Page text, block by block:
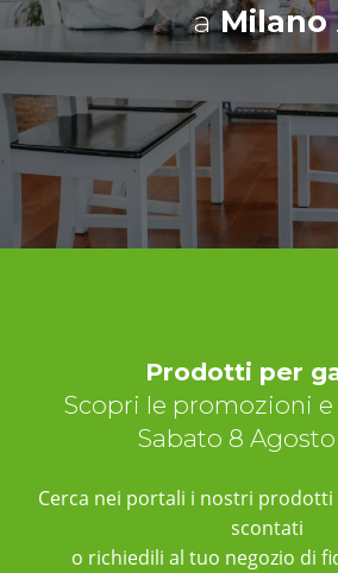
aMilano
Prodotti per
Scopri le promozioni e
Sabato 8 Agosto
Cerca nei portali i nostri prodotti
scontati
o richiedili al tuo negozio di